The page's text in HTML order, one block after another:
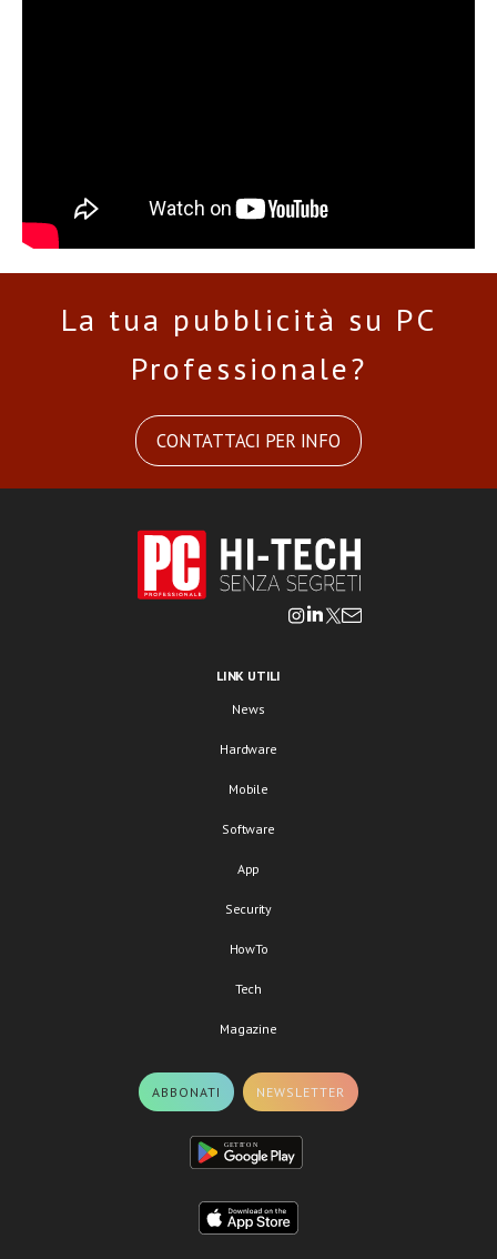
La tua pubblicità su PC
Professionale?
CONTATTACI PER INFO
LINK UTILI
News
Hardware
Mobile
Software
App
Security
HowTo
Tech
Magazine
ABBONATI NEWSLETTER